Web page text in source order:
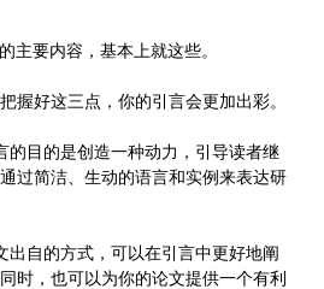
主要内容，基本上就这些。
握好这三点，你的引言会更加出彩。
的目的是创造一种动力，引导读者继
过简洁、生动的语言和实例来表达研
出自的方式，可以在引言中更好地阐
时，也可以为你的论文提供一个有利